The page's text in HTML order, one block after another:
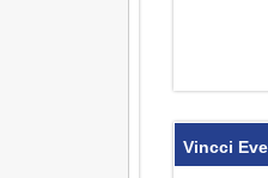
Vincci